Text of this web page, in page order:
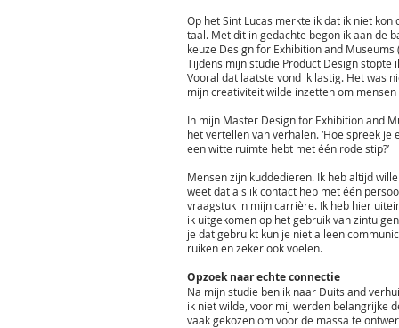
Op het Sint Lucas merkte ik dat ik niet
taal. Met dit in gedachte begon ik aan de
keuze Design for Exhibition and
Tijdens mijn studie Product Design
Vooral dat laatste vond ik lastig. Het was
mijn creativiteit wilde inzetten om
In mijn Master Design for Exhibition and
het vertellen van verhalen. ‘Hoe spreek
een witte ruimte hebt met één rode stip?’
Mensen zijn kuddedieren. Ik heb altijd
weet dat als ik contact heb met één
vraagstuk in mijn carrière. Ik heb hier
ik uitgekomen op het gebruik van
je dat gebruikt kun je niet alleen
ruiken en zeker ook voelen.
Opzoek naar echte connectie
Na mijn studie ben ik naar Duitsland
ik niet wilde, voor mij werden belangrijke
vaak gekozen om voor de massa te